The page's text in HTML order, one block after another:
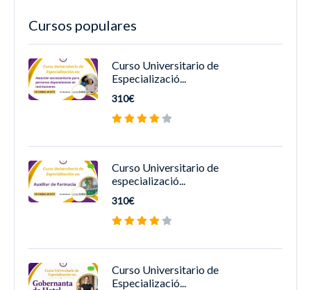
Cursos populares
Curso Universitario de
Especializació...
310€
Curso Universitario de
especializació...
310€
Curso Universitario de
Especializació...